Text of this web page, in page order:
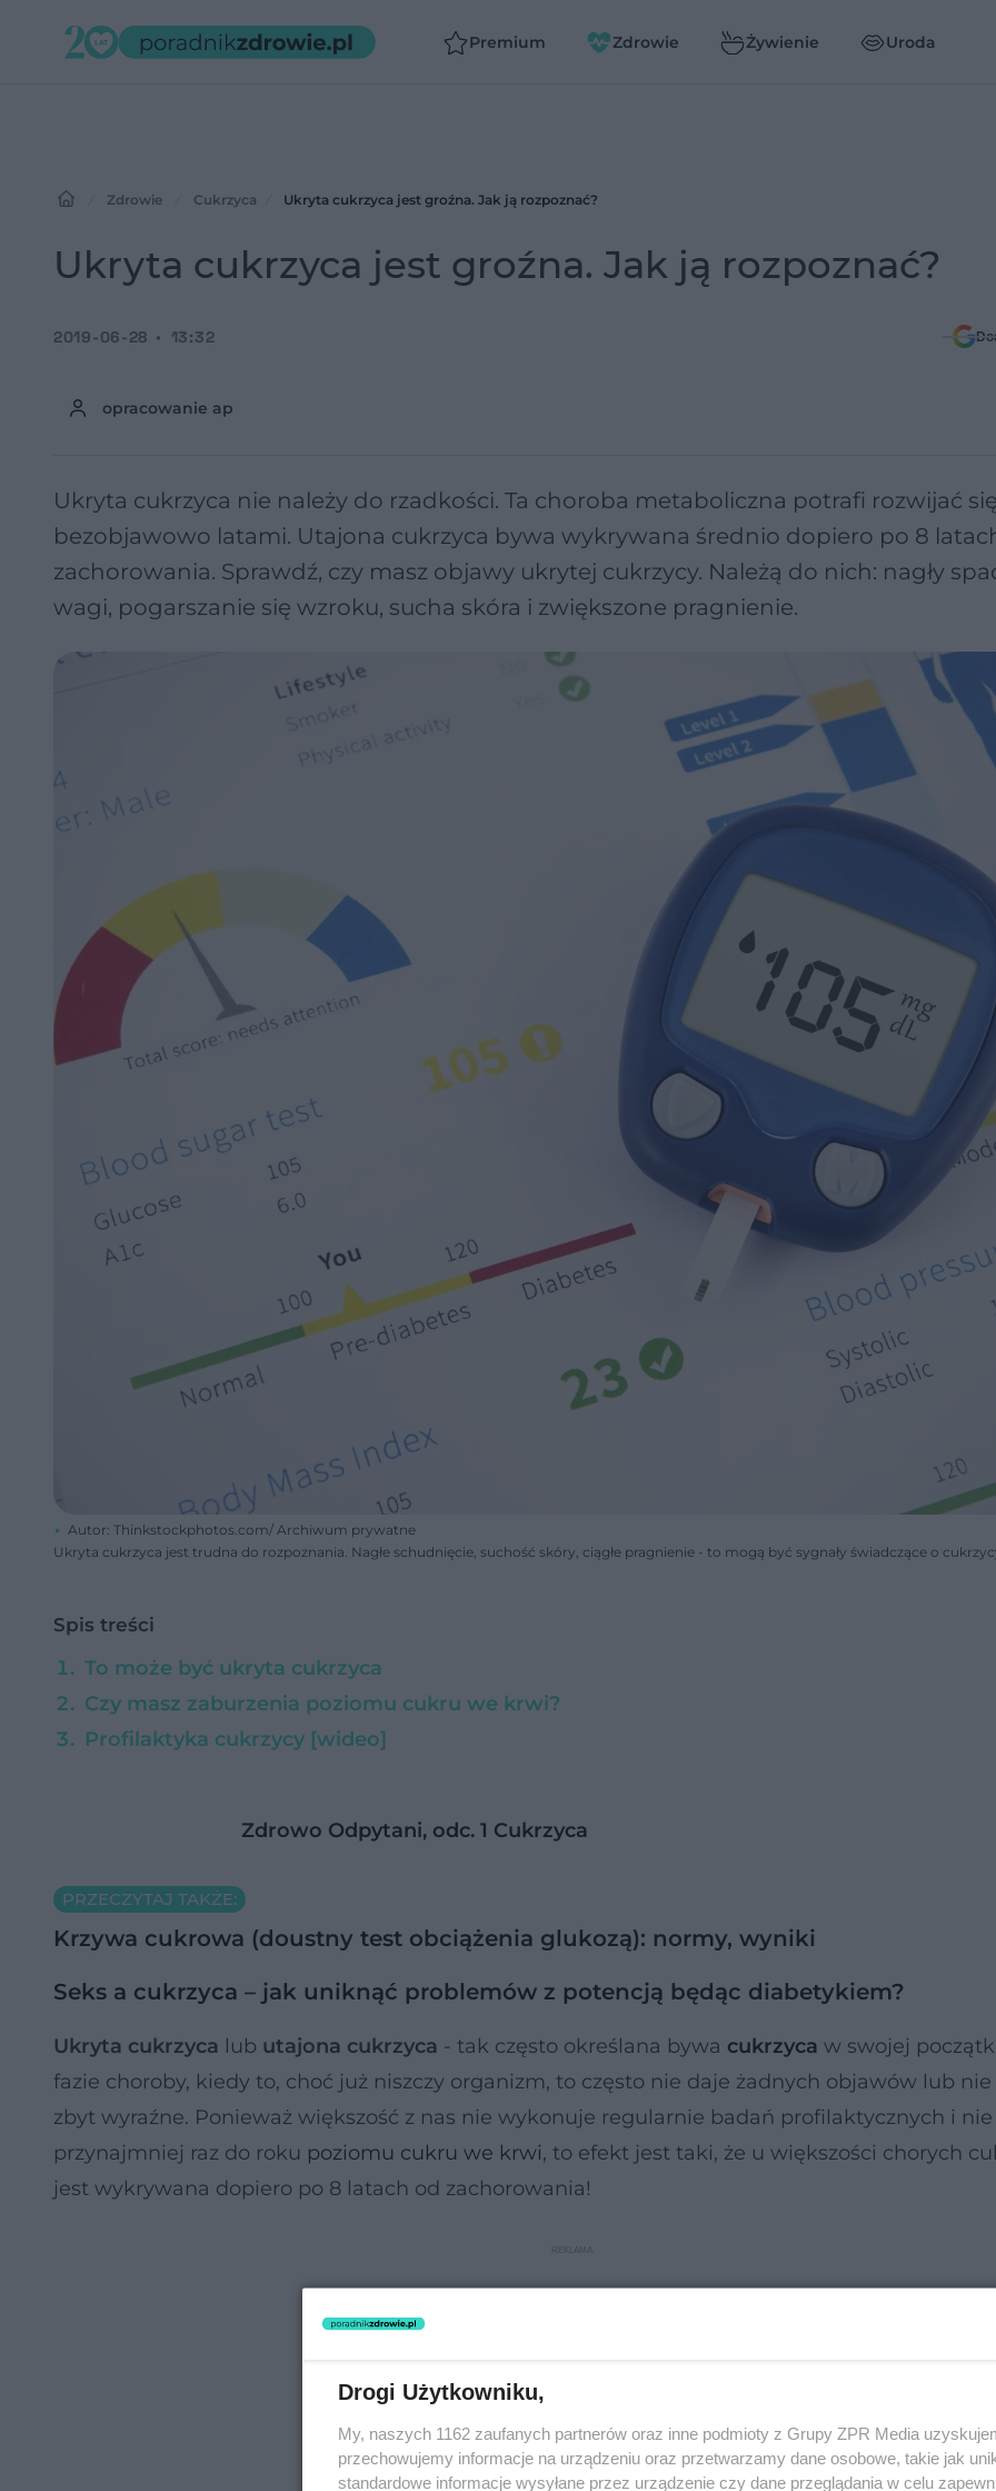
Premium Zdrowie Żywienie Uroda
Zdrowie Cukrzyca Ukryta cukrzyca jest groźna. Jak ją rozpoznać?
Ukryta cukrzyca jest groźna. Jak ją rozpoznać?
opracowanie ap
2019-06-28 13:32
Ukryta cukrzyca nie należy do rzadkości. Ta choroba metaboliczna potrafi rozwijać
bezobjawowo latami. Utajona cukrzyca bywa wykrywana średnio dopiero po 8
zachorowania. Sprawdź, czy masz objawy ukrytej cukrzycy. Należą do nich: nagły
wagi, pogarszanie się wzroku, sucha skóra i zwiększone pragnienie.
Autor: Thinkstockphotos.com/ Archiwum prywatne
Ukryta cukrzyca jest trudna do rozpoznania. Nagłe schudnięcie, suchość skóry, ciągłe pragnienie - to mogą być sygnały świadczące o
Spis treści
To może być ukryta cukrzyca
Czy masz zaburzenia poziomu cukru we krwi?
Profilaktyka cukrzycy [wideo]
Zdrowo Odpytani, odc. 1 Cukrzyca
PRZECZYTAJ TAKŻE:
Krzywa cukrowa (doustny test obciążenia glukozą): normy, wyniki
Seks a cukrzyca – jak uniknąć problemów z potencją będąc diabetykiem?
Ukryta cukrzyca lub utajona cukrzyca - tak często określana bywa cukrzyca w swojej
fazie choroby, kiedy to, choć już niszczy organizm, to często nie daje żadnych objawów lub nie
zbyt wyraźne. Ponieważ większość z nas nie wykonuje regularnie badań profilaktycznych i nie
przynajmniej raz do roku poziomu cukru we krwi, to efekt jest taki, że u większości chorych
jest wykrywana dopiero po 8 latach od zachorowania!
Drogi Użytkowniku,
My, naszych 1162 zaufanych partnerów oraz inne podmioty z Grupy ZPR Media
przechowujemy informacje na urządzeniu oraz przetwarzamy dane osobowe, takie jak
standardowe informacje wysyłane przez urządzenie czy dane przeglądania w celu